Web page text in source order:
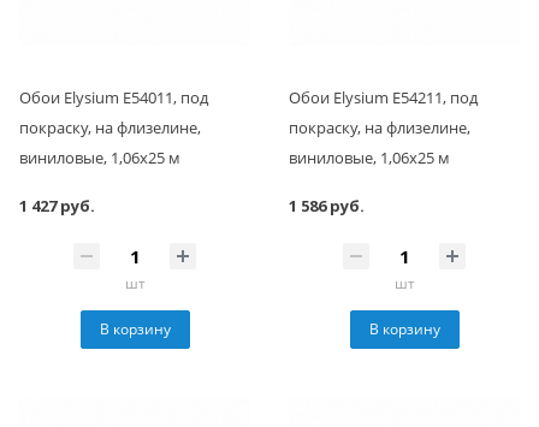
Обои Elysium Е54011, под
покраску, на флизелине,
виниловые, 1,06x25 м
1 427 руб.
шт
В корзину
Обои Elysium Е54211, под
покраску, на флизелине,
виниловые, 1,06x25 м
1 586 руб.
шт
В корзину